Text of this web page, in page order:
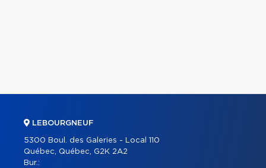
LEBOURGNEUF
5300 Boul. des Galeries - Local 110
Québec, Québec, G2K 2A2
Bur.: